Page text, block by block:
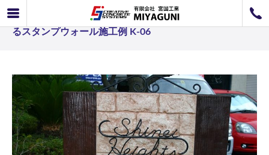
072-726-8800
072-726-7676
スタンプウォール事例 繊細な印象ながら耐久性に優れ
るスタンプウォール施工例 K-06